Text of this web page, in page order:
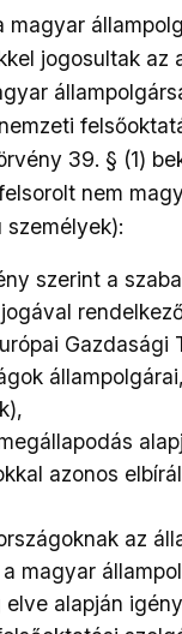
magyar
jogosultak az
39. § (1)
nem
személyek):
szerint a
Gazdasági
azonos
az
magyar
alapján